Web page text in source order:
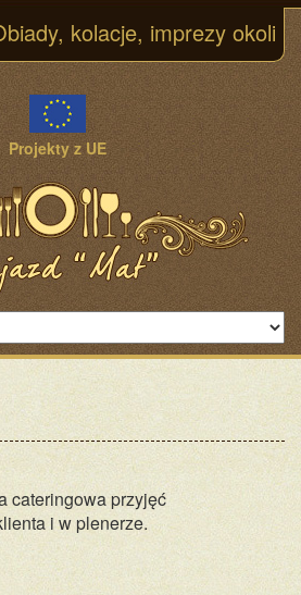
kolacje, imprezy
Projekty z UE
cateringowa przyjęć
i w plenerze.